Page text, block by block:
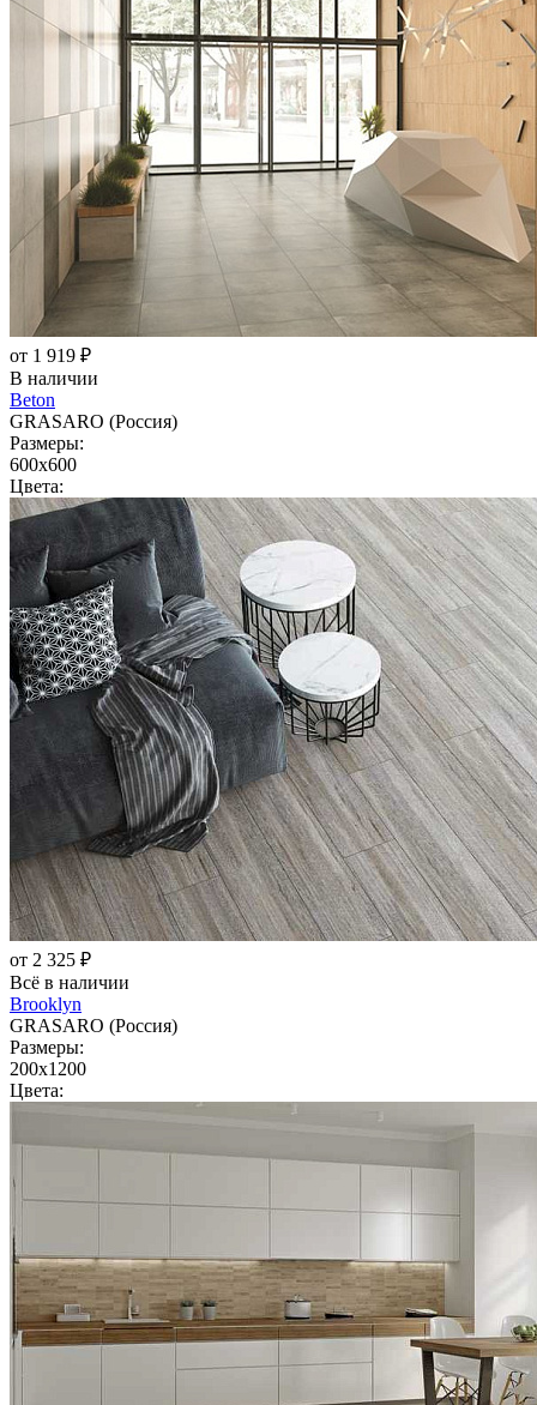
от 1 919 ₽
В наличии
Beton
GRASARO (Россия)
Размеры:
600x600
Цвета:
от 2 325 ₽
Всё в наличии
Brooklyn
GRASARO (Россия)
Размеры:
200x1200
Цвета: